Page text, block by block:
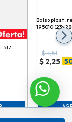
517
Bolso plast.
195010
$4,51
$ 2,25